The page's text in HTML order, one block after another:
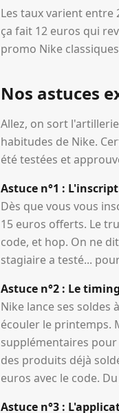
Les taux varient entre
ça fait 12 euros qui
promo Nike
Nos astuces
Allez, on sort
habitudes de Nike.
été testées et
Astuce n°1 :
Dès que vous vous
15 euros offerts. Le
code, et hop. On ne
stagiaire a testé...
Astuce n°2 : Le
Nike lance ses
écouler le printemps.
supplémentaires pour
des produits déjà
euros avec le code.
Astuce n°3 :